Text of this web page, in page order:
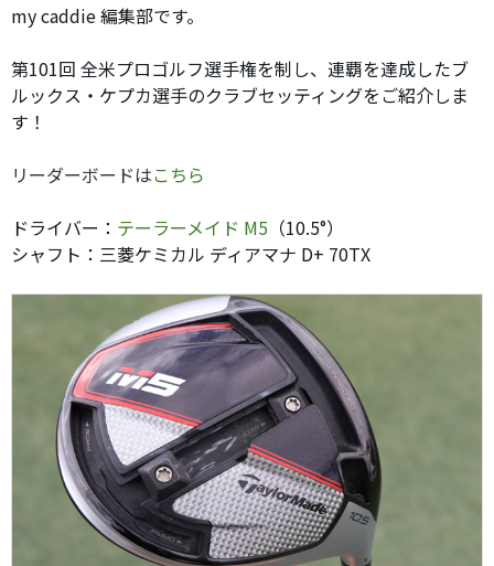
my caddie 編集部です。
第101回 全米プロゴルフ選手権を制し、連覇を達成したブ
ルックス・ケプカ選手のクラブセッティングをご紹介しま
す！
リーダーボードはこちら
ドライバー： テーラーメイド M5 （10.5°）
シャフト：三菱ケミカル ディアマナ D+ 70TX